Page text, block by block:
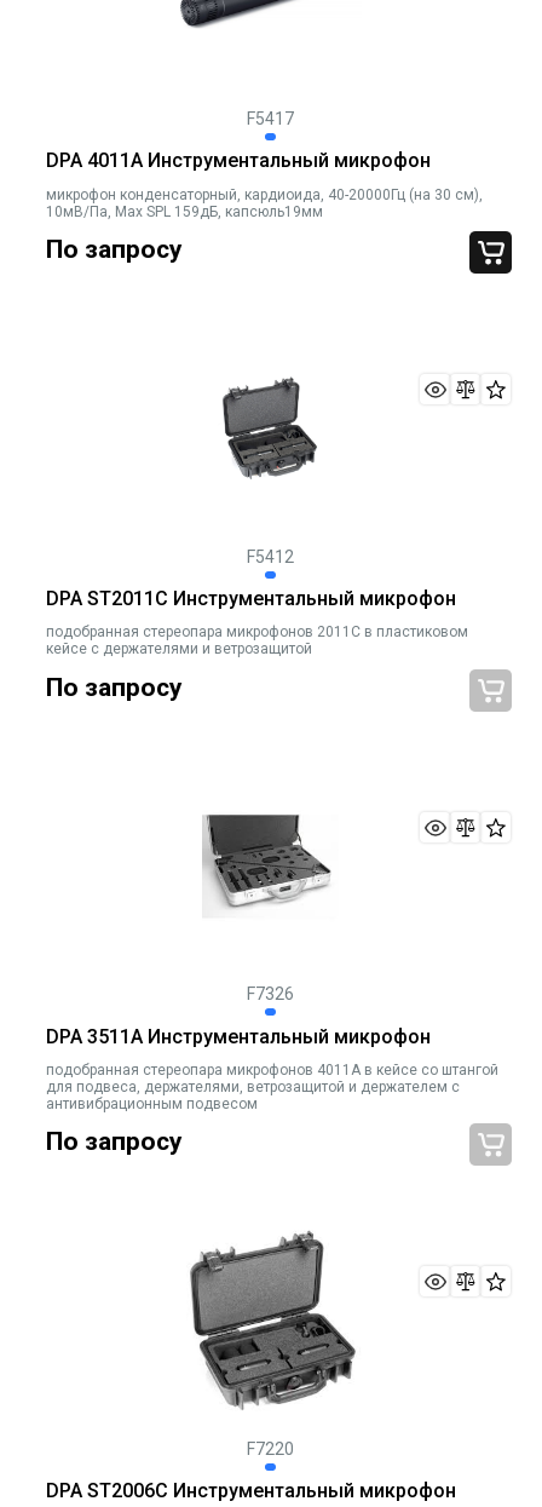
F5417
DPA 4011A Инструментальный микрофон
микрофон конденсаторный, кардиоида, 40-20000Гц (на 30 см),
10мВ/Па, Max SPL 159дБ, капсюль19мм
По запросу
F5412
DPA ST2011C Инструментальный микрофон
подобранная стереопара микрофонов 2011C в пластиковом
кейсе c держателями и ветрозащитой
По запросу
F7326
DPA 3511A Инструментальный микрофон
подобранная стереопара микрофонов 4011А в кейсе со штангой
для подвеса, держателями, ветрозащитой и держателем с
антивибрационным подвесом
По запросу
F7220
DPA ST2006C Инструментальный микрофон